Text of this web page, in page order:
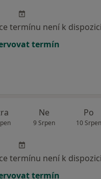
termínu není k dispozici
termín
Ne
9 Srpen
Po
10 Srpen
termínu není k dispozici
termín